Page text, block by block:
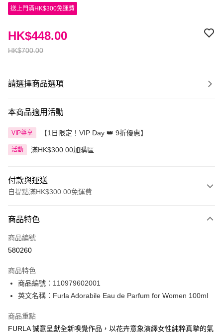
送上門滿HK$300免運費
HK$700.00
HK$448.00
請選擇商品選項
本商品適用活動
VIP尊享 【1日限定！VIP Day 👑 9折優惠】
活動 滿HK$300.00加購區
付款與運送
自提點滿HK$300.00免運費
信用卡
Apple Pay
PayMe
WeChat Pay
BoC Pay
商品特色
商品編號
580260
商品特色
商品編號：110979602001
英文名稱：Furla Adorabile Eau de Parfum for Women 100ml
商品重點
FURLA 誠意呈獻全新嗅覺作品，以花卉意象演繹女性純粹真摯的氣